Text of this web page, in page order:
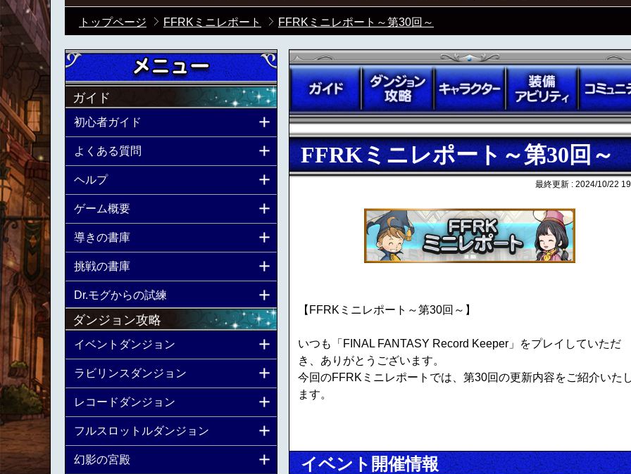
トップページ FFRKミニレポート FFRKミニレポート～第30回～
FFRKミニレポート～第30回～
最終更新 : 2024/10/22
【FFRKミニレポート～第30回～】
いつも「FINAL FANTASY Record Keeper」をプレイしていただ
き、ありがとうございます。
今回のFFRKミニレポートでは、第30回の更新内容をご紹介いた
ます。
イベント開催情報
ガイド
初心者ガイド
よくある質問
ヘルプ
ゲーム概要
導きの書庫
挑戦の書庫
Dr.モグからの試練
ダンジョン攻略
イベントダンジョン
ラビリンスダンジョン
レコードダンジョン
フルスロットルダンジョン
幻影の宮殿